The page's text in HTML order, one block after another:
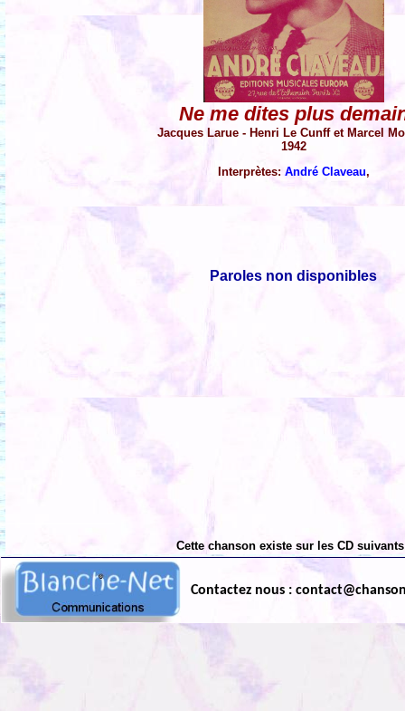
Ne me dites plus
Jacques Larue - Henri Le Cunff et Marcel
1942
Interprètes: André Claveau,
Paroles non disponibles
Cette chanson existe sur les CD
Contactez nous :